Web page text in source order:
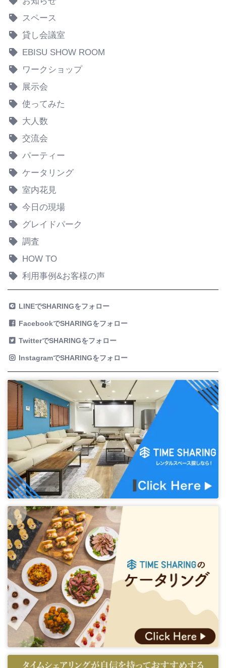
スペース
貸し会議室
EBISU SHOW ROOM
ワークショップ
展示会
使ってみた
大人数
交流会
パーティー
ケータリング
室内花見
今日の現場
グレイドパーク
調査
HOW TO
利用事例&お客様の声
LINEでSHARINGをフォロー
FacebookでSHARINGをフォロー
TwitterでSHARINGをフォロー
InstagramでSHARINGをフォロー